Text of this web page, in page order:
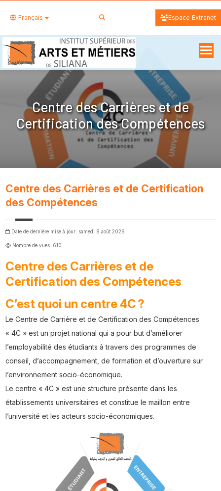
Français Espace Extranet
Centre des Carrières et de
Certification des Compétences
Centre des Carrières et de Certification
des Compétences
Date de dernière mise à jour: samedi 8 août 2026
Nombre de vues: 610
Centre des Carrières et de
Certification des Compétences
C’est quoi un centre 4C ?
Le Centre de Carrière et de Certification des Compétences
« 4C » est un projet national qui a pour but d’améliorer
l’employabilité des étudiants à travers des programmes de
conseil, d’accompagnement, de formation et d’ouverture sur
l’environnement socio-économique.
Le centre « 4C » est une structure présente dans les
établissements universitaires et constitue le maillon entre
l’université et les acteurs socio-économiques.